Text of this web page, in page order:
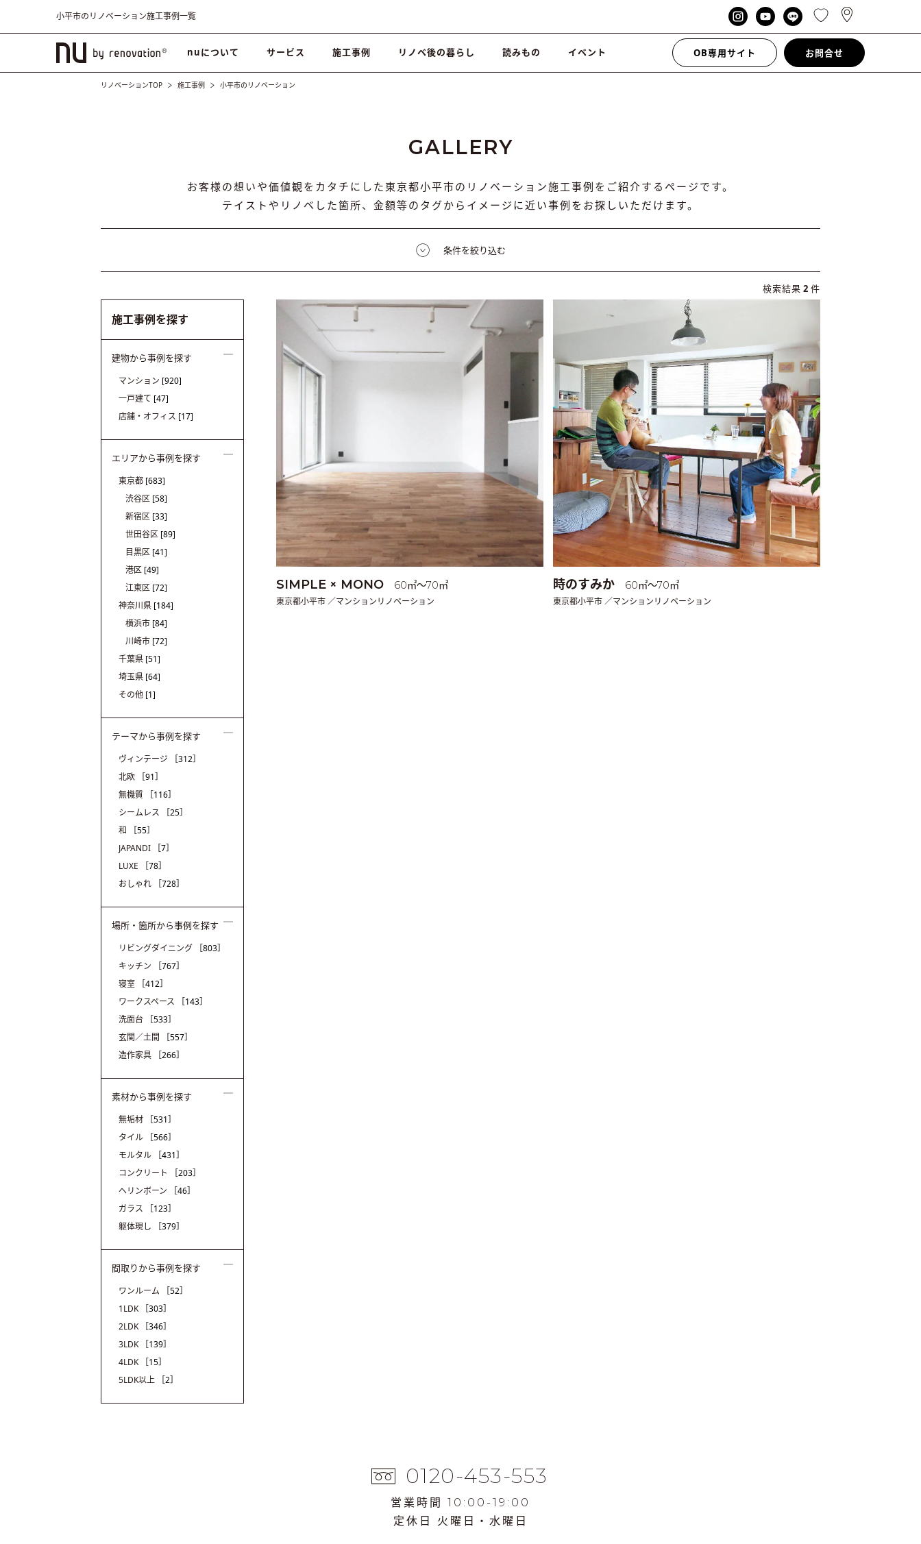
小平市のリノベーション施工事例一覧
nuについて サービス 施工事例 リノベ後の暮らし 読みもの イベント OB専用サイト お問合せ
リノベーションTOP 施工事例 小平市のリノベーション
GALLERY
お客様の想いや価値観をカタチにした東京都小平市のリノベーション施工事例をご紹介するページです。
テイストやリノベした箇所、金額等のタグからイメージに近い事例をお探しいただけます。
条件を絞り込む
検索結果 2 件
SIMPLE × MONO 60㎡〜70㎡
東京都小平市 ／マンションリノベーション
時のすみか 60㎡〜70㎡
東京都小平市 ／マンションリノベーション
施工事例を探す
建物から事例を探す
マンション [920]
一戸建て [47]
店舗・オフィス [17]
エリアから事例を探す
東京都 [683]
渋谷区 [58]
新宿区 [33]
世田谷区 [89]
目黒区 [41]
港区 [49]
江東区 [72]
神奈川県 [184]
横浜市 [84]
川崎市 [72]
千葉県 [51]
埼玉県 [64]
その他 [1]
テーマから事例を探す
ヴィンテージ
［312］
北欧
［91］
無機質
［116］
シームレス
［25］
和
［55］
JAPANDI
［7］
LUXE
［78］
おしゃれ
［728］
場所・箇所から事例を探す
リビングダイニング
［803］
キッチン
［767］
寝室
［412］
ワークスペース
［143］
洗面台
［533］
玄関／土間
［557］
造作家具
［266］
素材から事例を探す
無垢材
［531］
タイル
［566］
モルタル
［431］
コンクリート
［203］
ヘリンボーン
［46］
ガラス
［123］
躯体現し
［379］
間取りから事例を探す
ワンルーム
［52］
1LDK
［303］
2LDK
［346］
3LDK
［139］
4LDK
［15］
5LDK以上
［2］
0120-453-553
営業時間 10:00-19:00
定休日 火曜日・水曜日